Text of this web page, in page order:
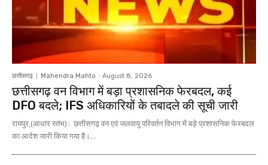
छत्तीसगढ़ Mahendra Mahto - August 8, 2026
छत्तीसगढ़ वन विभाग में बड़ा प्रशासनिक फेरबदल, कई
DFO बदले; IFS अधिकारियों के तबादले की सूची जारी
रायपुर,(आधार स्तंभ) : छत्तीसगढ़ वन एवं जलवायु परिवर्तन विभाग में बड़े प्रशासनिक फेरबदल
का आदेश जारी किया गया है।...